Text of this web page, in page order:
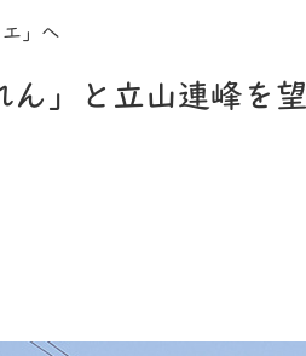
」へ
」と立山連峰を